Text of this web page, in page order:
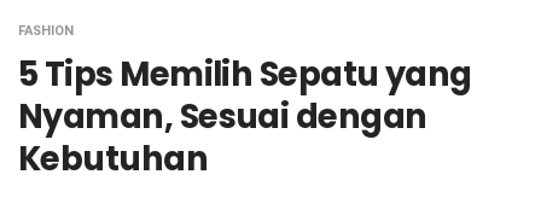
FASHION
5 Tips Memilih Sepatu yang
Nyaman, Sesuai dengan
Kebutuhan